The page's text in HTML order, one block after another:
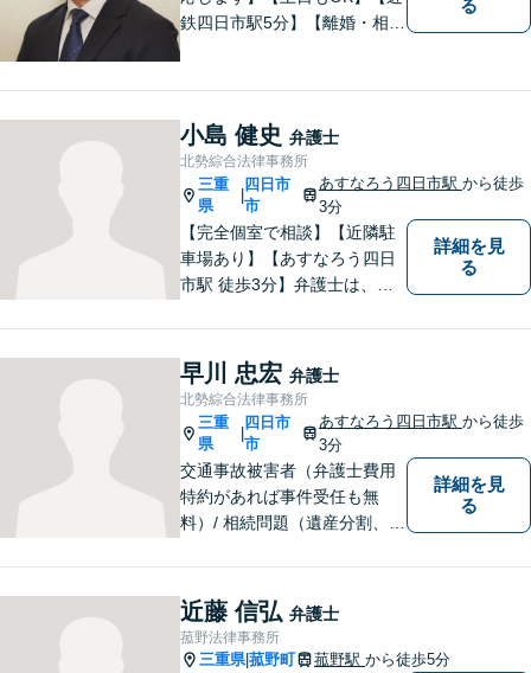
鉄四日市駅5分】【離婚・相続
刑事事件全般】双方ともに納
得する解決を目指します【交
通事故】示談金の増額に向け
尽力
る
小島 健史 弁護士
北勢綜合法律事務所
三重
県
四日市
市
あすなろう四日市駅 から徒歩
3分
【完全個室で相談】【近隣駐
車場あり】【あすなろう四日
市駅 徒歩3分】弁護士は、依
わからないことがあれば、何
でも聞いてください。 問題解
決に向かって一緒に頑張りま
しょう。
詳細を見
る
早川 忠宏 弁護士
北勢綜合法律事務所
三重
県
四日市
市
あすなろう四日市駅 から徒歩
3分
交通事故被害者（弁護士費用
特約があれば事件受任も無
料）/ 相続問題（遺産分割、遺
さい。
詳細を見
る
近藤 信弘 弁護士
菰野法律事務所
三重県|菰野町 菰野駅 から徒歩5分